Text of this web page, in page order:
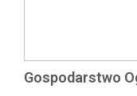
Gospodarstwo